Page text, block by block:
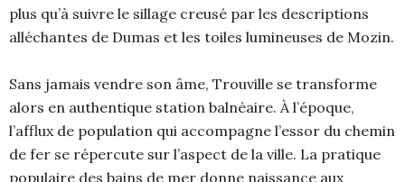
plus qu’à suivre le sillage creusé par les descriptions
alléchantes de Dumas et les toiles lumineuses de Mozin.
Sans jamais vendre son âme, Trouville se transforme
alors en authentique station balnéaire. À l’époque,
l’afflux de population qui accompagne l’essor du chemin
de fer se répercute sur l’aspect de la ville. La pratique
populaire des bains de mer donne naissance aux